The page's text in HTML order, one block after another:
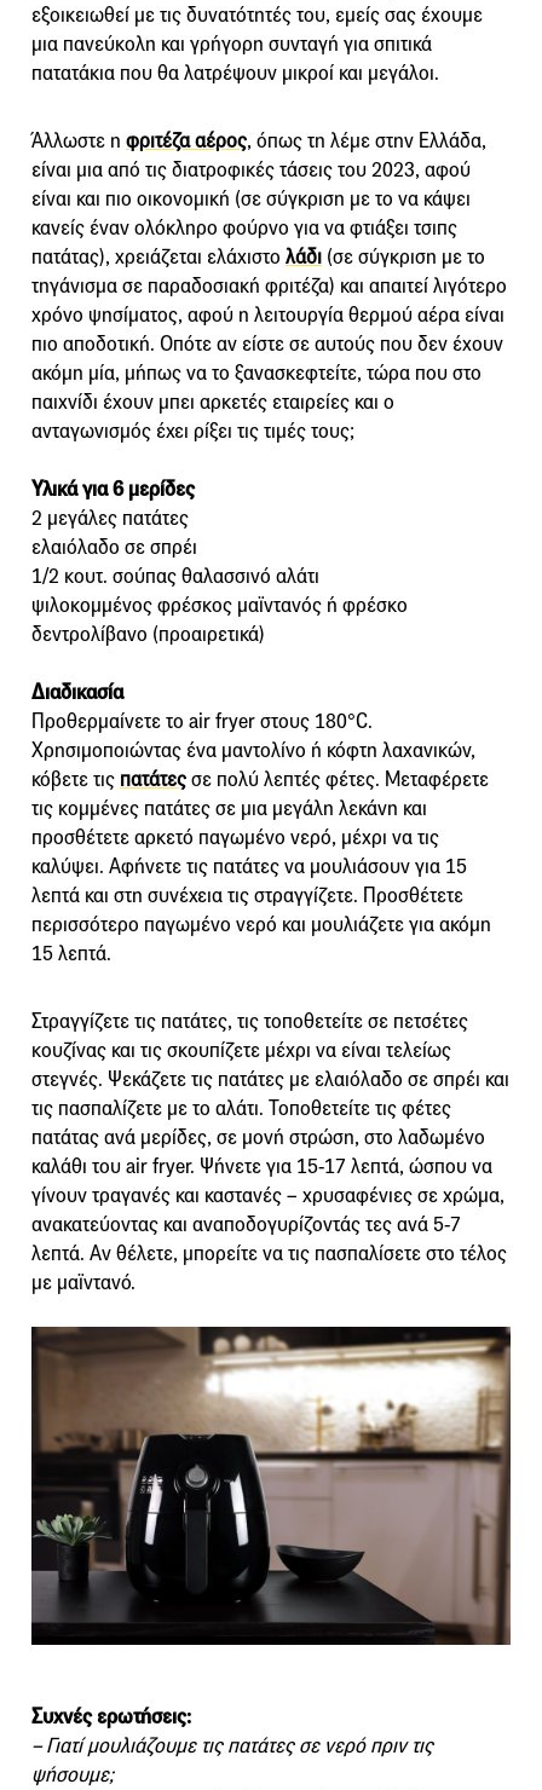
εξοικειωθεί με τις δυνατότητές του, εμείς σας έχουμε
μια πανεύκολη και γρήγορη συνταγή για σπιτικά
πατατάκια που θα λατρέψουν μικροί και μεγάλοι.
Άλλωστε η φριτέζα αέρος, όπως τη λέμε στην Ελλάδα,
είναι μια από τις διατροφικές τάσεις του 2023, αφού
είναι και πιο οικονομική (σε σύγκριση με το να κάψει
κανείς έναν ολόκληρο φούρνο για να φτιάξει τσιπς
πατάτας), χρειάζεται ελάχιστο λάδι (σε σύγκριση με το
τηγάνισμα σε παραδοσιακή φριτέζα) και απαιτεί λιγότερο
χρόνο ψησίματος, αφού η λειτουργία θερμού αέρα είναι
πιο αποδοτική. Οπότε αν είστε σε αυτούς που δεν έχουν
ακόμη μία, μήπως να το ξανασκεφτείτε, τώρα που στο
παιχνίδι έχουν μπει αρκετές εταιρείες και ο
ανταγωνισμός έχει ρίξει τις τιμές τους;
Υλικά για 6 μερίδες
2 μεγάλες πατάτες
ελαιόλαδο σε σπρέι
1/2 κουτ. σούπας θαλασσινό αλάτι
ψιλοκομμένος φρέσκος μαϊντανός ή φρέσκο
δεντρολίβανο (προαιρετικά)
Διαδικασία
Προθερμαίνετε το air fryer στους 180°C.
Χρησιμοποιώντας ένα μαντολίνο ή κόφτη λαχανικών,
κόβετε τις πατάτεςσε πολύ λεπτές φέτες. Μεταφέρετε
τις κομμένες πατάτες σε μια μεγάλη λεκάνη και
προσθέτετε αρκετό παγωμένο νερό, μέχρι να τις
καλύψει. Αφήνετε τις πατάτες να μουλιάσουν για 15
λεπτά και στη συνέχεια τις στραγγίζετε. Προσθέτετε
περισσότερο παγωμένο νερό και μουλιάζετε για ακόμη
15 λεπτά.
Στραγγίζετε τις πατάτες, τις τοποθετείτε σε πετσέτες
κουζίνας και τις σκουπίζετε μέχρι να είναι τελείως
στεγνές. Ψεκάζετε τις πατάτες με ελαιόλαδο σε σπρέι και
τις πασπαλίζετε με το αλάτι. Τοποθετείτε τις φέτες
πατάτας ανά μερίδες, σε μονή στρώση, στο λαδωμένο
καλάθι του air fryer. Ψήνετε για 15-17 λεπτά, ώσπου να
γίνουν τραγανές και καστανές – χρυσαφένιες σε χρώμα,
ανακατεύοντας και αναποδογυρίζοντάς τες ανά 5-7
λεπτά. Αν θέλετε, μπορείτε να τις πασπαλίσετε στο τέλος
με μαϊντανό.
Συχνές ερωτήσεις:
– Γιατί μουλιάζουμε τις πατάτες σε νερό πριν τις
ψήσουμε;